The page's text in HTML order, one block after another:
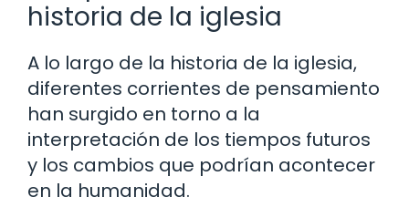
historia de la iglesia
A lo largo de la historia de la iglesia,
diferentes corrientes de pensamiento
han surgido en torno a la
interpretación de los tiempos futuros
y los cambios que podrían acontecer
en la humanidad.